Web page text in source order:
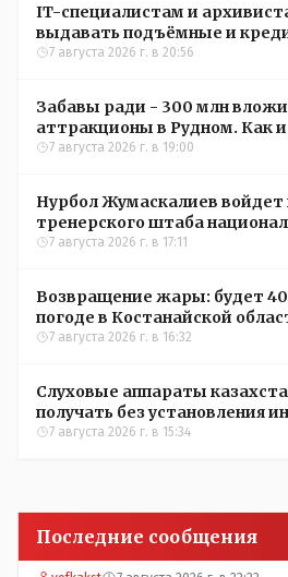
IT-специалистам и
выдавать подъёмные и
сёлах Казахстана
7 августа 2026 г. в 20:56
Забавы ради - 300 млн
аттракционы в Рудном. Как и
окупятся?
7 августа 2026 г. в 19:00
Нурбол Жумаскалиев войдет
тренерского штаба
Казахстана по футболу
7 августа 2026 г. в 17:11
Возвращение жары: будет
погоде в Костанайской
7 августа 2026 г. в 16:32
Слуховые аппараты
получать без установления
7 августа 2026 г. в 15:34
Последние сообщения